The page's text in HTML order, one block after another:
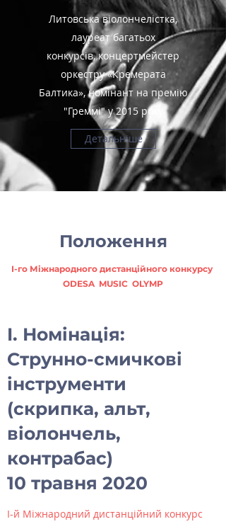
Литовська віолончелістка,
лауреат багатьох
конкурсів, концертмейстер
оркестру «Кремерата
Балтика», номінант на премію
"Греммі" у 2015 року
Детальніше
Положення
I-го Міжнародного дистанційного конкурсу
ODESA MUSIC OLYMP
I. Номінація:
Струнно-смичкові
інструменти
(скрипка, альт,
віолончель,
контрабас)
10 травня 2020
I-й Міжнародний дистанційний конкурс